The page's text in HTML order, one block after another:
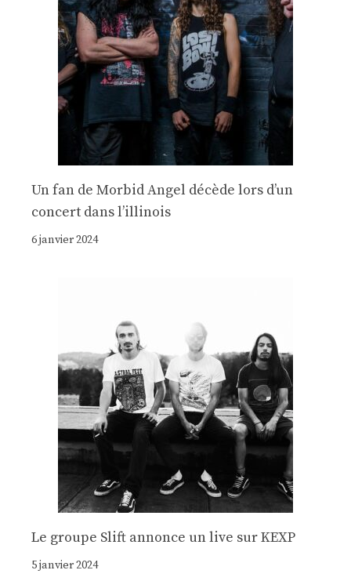
Un fan de Morbid Angel décède lors d’un
concert dans l’illinois
6 janvier 2024
Le groupe Slift annonce un live sur KEXP
5 janvier 2024